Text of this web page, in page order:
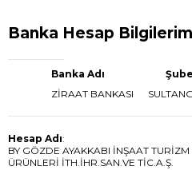
Banka Hesap
Banka Adı
ZİRAAT BANKASI
Şube
Hesap Adı:
BY GÖZDE AYAKKABI İNŞAAT
ÜRÜNLERİ İTH.İHR.SAN.VE TİC.A.Ş.